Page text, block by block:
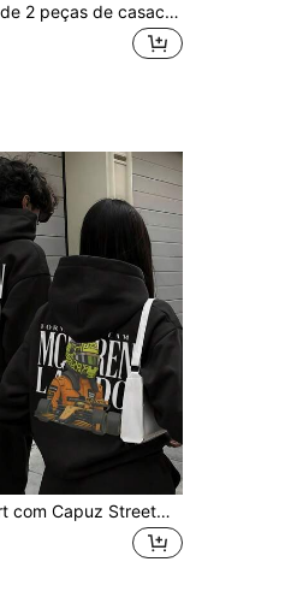
Conjunto de 2 peças de casacos com capuz para casal com estampado de coração, manga comprida, para homem e mulher, corte descontraído, macio e versátil, ideal para uso casual diário
Sweatshirt com Capuz Streetwear para Homem e Mulher, Manga Comprida, Pullover com Cordão, Top Casual de Moda, Hoodie Largo com Gráfico F1 para Adolescentes, Outdoor, Y2K